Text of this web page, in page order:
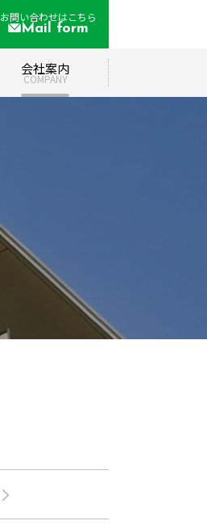
お問い合わせはこちら
Mail form
会社案内
COMPANY